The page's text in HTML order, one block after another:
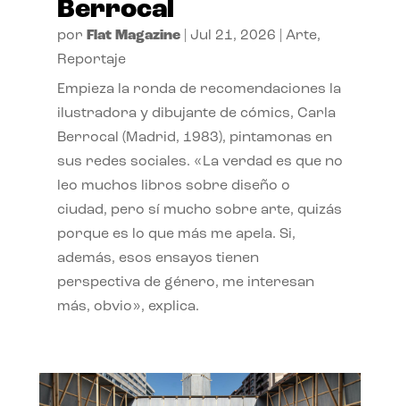
Berrocal
por Flat Magazine| Jul 21, 2026 Arte,
Reportaje
Empieza la ronda de recomendaciones la
ilustradora y dibujante de cómics, Carla
Berrocal (Madrid, 1983), pintamonas en
sus redes sociales. «La verdad es que no
leo muchos libros sobre diseño o
ciudad, pero sí mucho sobre arte, quizás
porque es lo que más me apela. Si,
además, esos ensayos tienen
perspectiva de género, me interesan
más, obvio», explica.